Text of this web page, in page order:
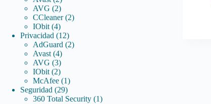
productos
AVG 22
productos
CCleaner 22
IObit 44
productos
Privacidad 1212
productos
AdGuard 22
Avast 44
productos
AVG 33
productos
IObit 22
productos
McAfee 11
producto
Seguridad 2929
productos
360 Total Security 11